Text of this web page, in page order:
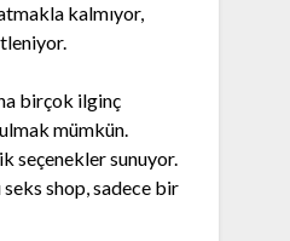
kalmıyor,
birçok ilginç
mümkün.
seçenekler sunuyor.
shop, sadece bir